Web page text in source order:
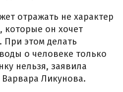
отражать не характер
которые он хочет
этом делать
о человеке только
нельзя, заявила
Ликунова.